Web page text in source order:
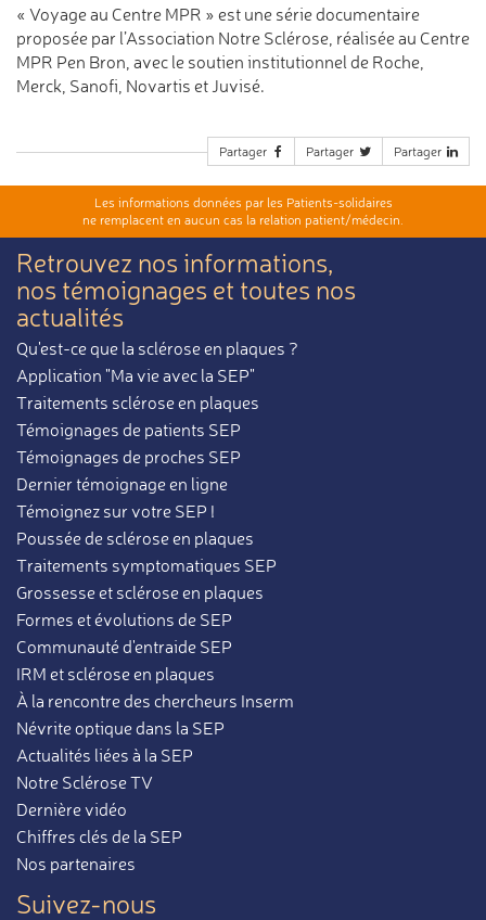
« Voyage au Centre MPR » est une série documentaire
proposée par l’Association Notre Sclérose, réalisée au Centre
MPR Pen Bron, avec le soutien institutionnel de Roche,
Merck, Sanofi, Novartis et Juvisé.
Partager Partager Partager
Les informations données par les Patients-solidaires
ne remplacent en aucun cas la relation patient/médecin.
Retrouvez nos informations,
nos témoignages et toutes nos
actualités
Qu'est-ce que la sclérose en plaques ?
Application "Ma vie avec la SEP"
Traitements sclérose en plaques
Témoignages de patients SEP
Témoignages de proches SEP
Dernier témoignage en ligne
Témoignez sur votre SEP !
Poussée de sclérose en plaques
Traitements symptomatiques SEP
Grossesse et sclérose en plaques
Formes et évolutions de SEP
Communauté d'entraide SEP
IRM et sclérose en plaques
À la rencontre des chercheurs Inserm
Névrite optique dans la SEP
Actualités liées à la SEP
Notre Sclérose TV
Dernière vidéo
Chiffres clés de la SEP
Nos partenaires
Suivez-nous